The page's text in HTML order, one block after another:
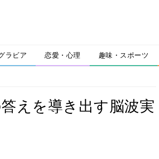
ラビア 恋愛・心理 趣味・スポーツ
えを導き出す脳波実